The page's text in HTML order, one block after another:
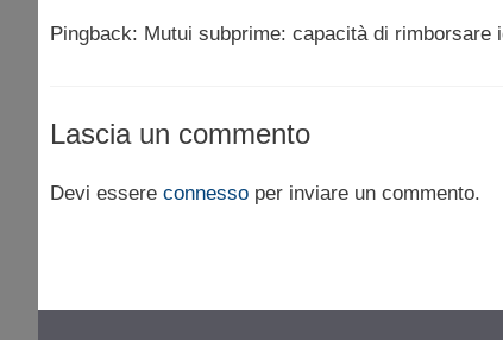
Pingback: Mutui subprime: capacità di rimborsare
Lascia un commento
Devi essere connesso per inviare un commento.